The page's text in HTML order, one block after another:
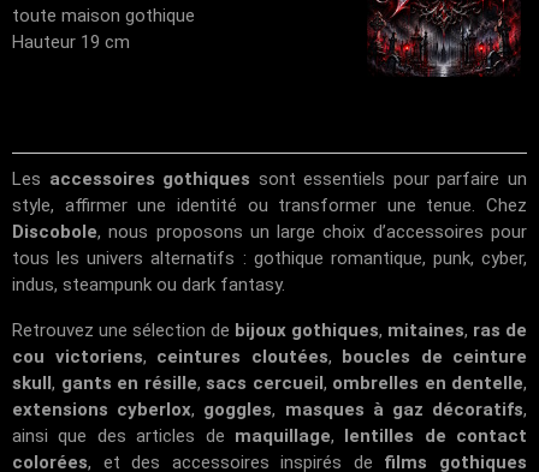
toute maison gothique
Hauteur 19 cm
Les accessoires gothiques sont essentiels pour parfaire un
style, affirmer une identité ou transformer une tenue. Chez
Discobole, nous proposons un large choix d’accessoires pour
tous les univers alternatifs : gothique romantique, punk, cyber,
indus, steampunk ou dark fantasy.
Retrouvez une sélection de bijoux gothiques, mitaines, ras de
cou victoriens, ceintures cloutées, boucles de ceinture
skull, gants en résille, sacs cercueil, ombrelles en dentelle,
extensions cyberlox, goggles, masques à gaz décoratifs,
ainsi que des articles de maquillage, lentilles de contact
colorées, et des accessoires inspirés de films gothiques